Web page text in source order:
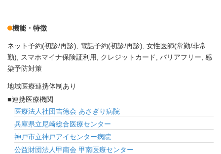
機能・特徴
ネット予約(初診/再診) 電話予約(初診/再診) 女性医師(常勤/非常
勤)
スマホマイナ保険証利用 クレジットカード バリアフリー 感
染予防対策
地域医療連携体制あり
連携医療機関
医療法人社団吉徳会 あさぎり病院
兵庫県立尼崎総合医療センター
神戸市立神戸アイセンター病院
公益財団法人甲南会 甲南医療センター